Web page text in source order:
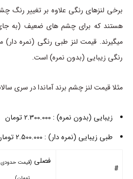
برخی لنزهای رنگی علاوه بر تغییر رنگ
هستند که برای چشم های ضعیف (به جای
میگیرند. قیمت لنز طبی رنگی (نمره دار)
رنگی زیبایی (بدون نمره) است.
مثلا قیمت لنز چشم برند آماندا در سری
زیبایی (بدون نمره) : 2.300.000 تومان
طبی زیبایی (نمره دار) : 2.500.000 تومان
#
فصلی (قیمت حدودی